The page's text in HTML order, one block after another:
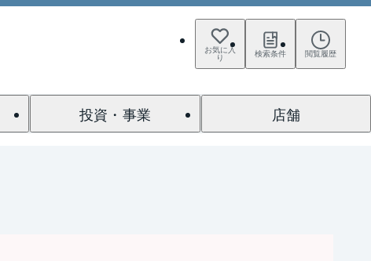
お気に入
り 検索条件 閲覧履歴
投資・事業 店舗